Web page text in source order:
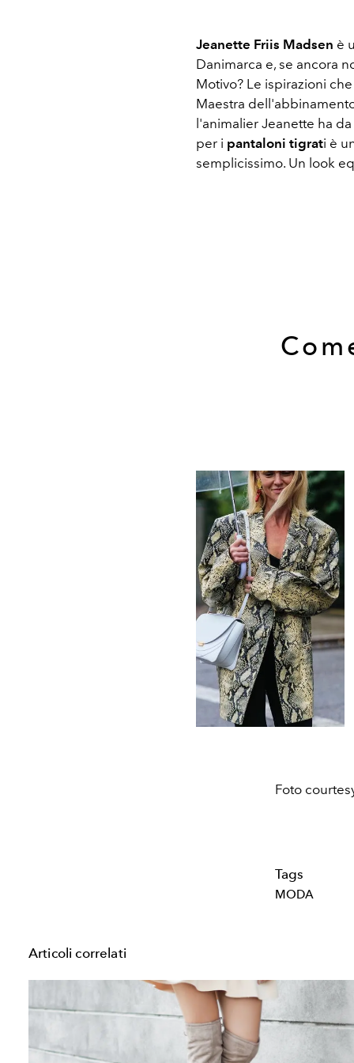
Jeanette Friis Madsen è
Danimarca e, se ancora
Motivo? Le ispirazioni
Maestra
l'animalier Jeanette ha
per i pantaloni tigrati è
semplicissimo. Un look
Foto
Tags
MODA
Articoli correlati